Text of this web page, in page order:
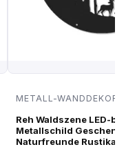
METALL-
Reh Waldszene LED-
Metallschild Geschenk
Naturfreunde